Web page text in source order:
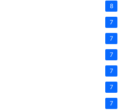
8
7
7
7
7
7
7